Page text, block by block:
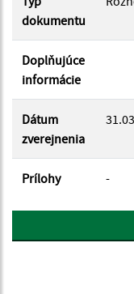
dokumentu
Doplňujúce
informácie
Dátum
zverejnenia
Prílohy -